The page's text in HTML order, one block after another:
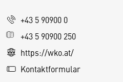
+43 5 90900 0
+43 5 90900 250
https://wko.at/
Kontaktformular
s
e
S
e